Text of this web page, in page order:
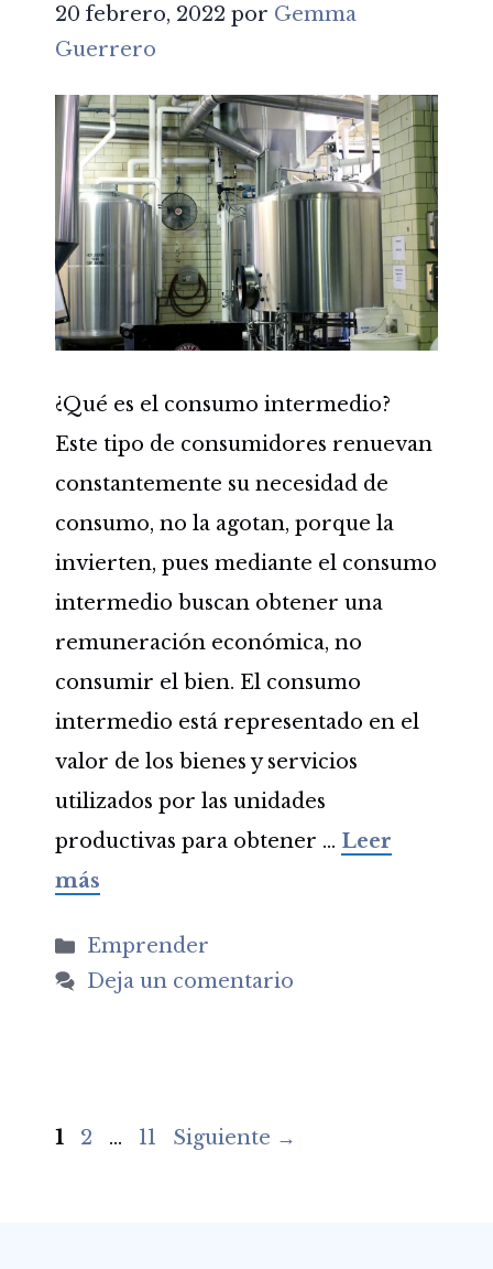
20 febrero, 2022 por Gemma
Guerrero
¿Qué es el consumo intermedio?
Este tipo de consumidores renuevan
constantemente su necesidad de
consumo, no la agotan, porque la
invierten, pues mediante el consumo
intermedio buscan obtener una
remuneración económica, no
consumir el bien. El consumo
intermedio está representado en el
valor de los bienes y servicios
utilizados por las unidades
productivas para obtener … Leer
más
Categorías
Emprender
Deja un comentario
Página
1 Página
2 … Página
11 Siguiente →